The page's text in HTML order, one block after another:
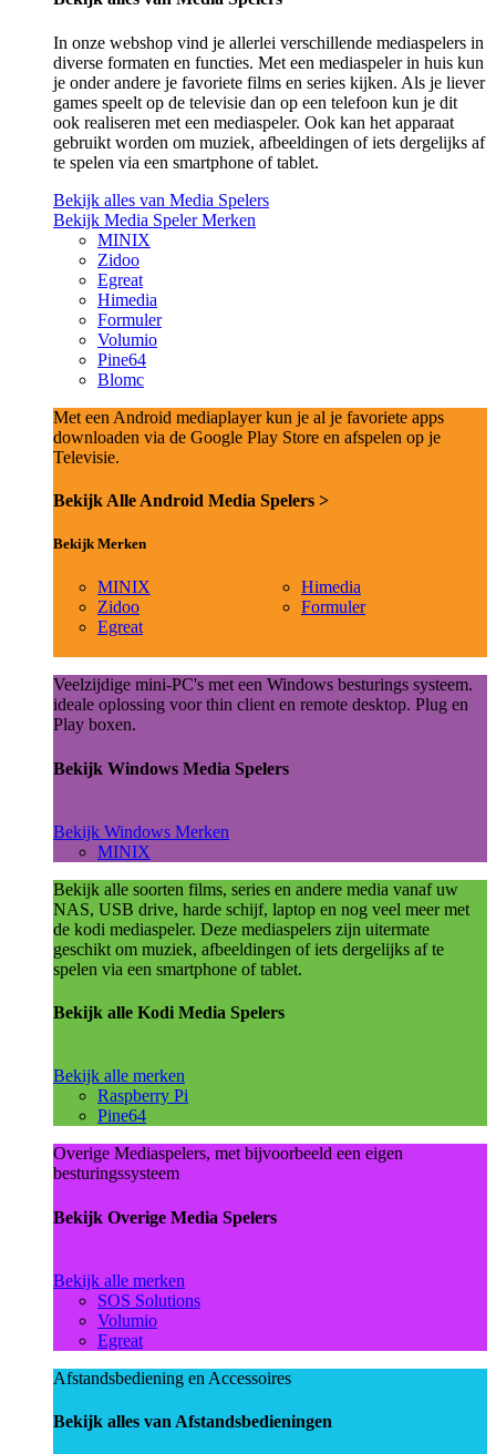
In onze webshop vind je allerlei verschillende mediaspelers in
diverse formaten en functies. Met een mediaspeler in huis kun
je onder andere je favoriete films en series kijken. Als je liever
games speelt op de televisie dan op een telefoon kun je dit
ook realiseren met een mediaspeler. Ook kan het apparaat
gebruikt worden om muziek, afbeeldingen of iets dergelijks af
te spelen via een smartphone of tablet.
Bekijk alles van Media Spelers
Bekijk Media Speler Merken
MINIX
Zidoo
Egreat
Himedia
Formuler
Volumio
Pine64
Blomc
Met een Android mediaplayer kun je al je favoriete apps
downloaden via de Google Play Store en afspelen op je
Televisie.
Bekijk Alle Android Media Spelers >
Bekijk Merken
MINIX
Zidoo
Egreat
Himedia
Formuler
Veelzijdige mini-PC's met een Windows besturings systeem.
ideale oplossing voor thin client en remote desktop. Plug en
Play boxen.
Bekijk Windows Media Spelers
Bekijk Windows Merken
MINIX
Bekijk alle soorten films, series en andere media vanaf uw
NAS, USB drive, harde schijf, laptop en nog veel meer met
de kodi mediaspeler. Deze mediaspelers zijn uitermate
geschikt om muziek, afbeeldingen of iets dergelijks af te
spelen via een smartphone of tablet.
Bekijk alle Kodi Media Spelers
Bekijk alle merken
Raspberry Pi
Pine64
Overige Mediaspelers, met bijvoorbeeld een eigen
besturingssysteem
Bekijk Overige Media Spelers
Bekijk alle merken
SOS Solutions
Volumio
Egreat
Afstandsbediening en Accessoires
Bekijk alles van Afstandsbedieningen